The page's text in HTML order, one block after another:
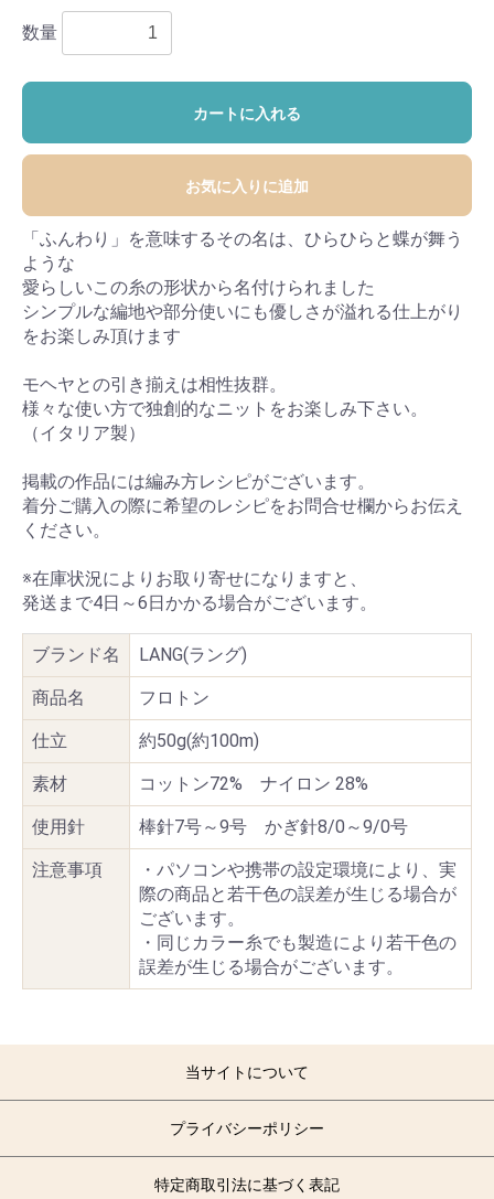
数量
カートに入れる
お気に入りに追加
「ふんわり」を意味するその名は、ひらひらと蝶が舞う
ような
愛らしいこの糸の形状から名付けられました
シンプルな編地や部分使いにも優しさが溢れる仕上がり
をお楽しみ頂けます
モヘヤとの引き揃えは相性抜群。
様々な使い方で独創的なニットをお楽しみ下さい。
（イタリア製）
掲載の作品には編み方レシピがございます。
着分ご購入の際に希望のレシピをお問合せ欄からお伝え
ください。
※在庫状況によりお取り寄せになりますと、
発送まで4日～6日かかる場合がございます。
ブランド名 LANG(ラング)
商品名 フロトン
仕立 約50g(約100m)
素材 コットン72% ナイロン 28%
使用針 棒針7号～9号 かぎ針8/0～9/0号
注意事項
・パソコンや携帯の設定環境により、実
際の商品と若干色の誤差が生じる場合が
ございます。
・同じカラー糸でも製造により若干色の
誤差が生じる場合がございます。
当サイトについて
プライバシーポリシー
特定商取引法に基づく表記